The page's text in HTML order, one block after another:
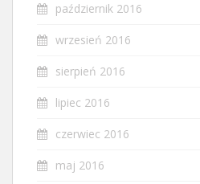
październik 2016
wrzesień 2016
sierpień 2016
lipiec 2016
czerwiec 2016
maj 2016